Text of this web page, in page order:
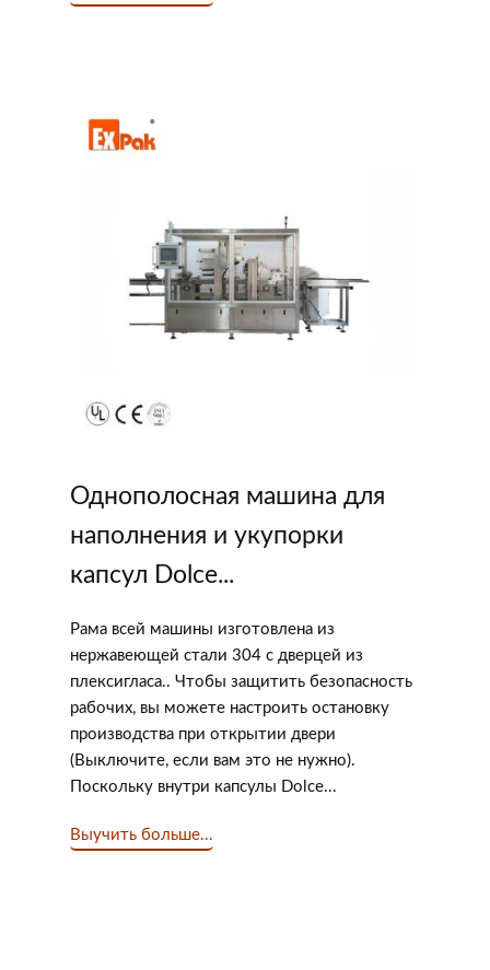
Однополосная машина для
наполнения и укупорки
капсул Dolce...
Рама всей машины изготовлена ​​из
нержавеющей стали 304 с дверцей из
плексигласа.. Чтобы защитить безопасность
рабочих, вы можете настроить остановку
производства при открытии двери
(Выключите, если вам это не нужно).
Поскольку внутри капсулы Dolce...
Выучить больше...